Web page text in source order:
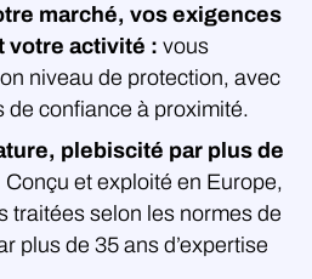
marché, vos exigences
votre activité : vous
niveau de protection, avec
de confiance à proximité.
plebiscité par plus de
Conçu et exploité en Europe,
traitées selon les normes de
plus de 35 ans d’expertise